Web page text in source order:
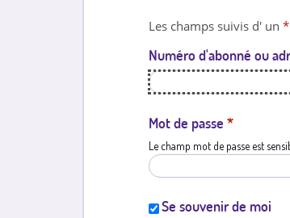
Les champs suivis d' un *
Numéro d'abonné ou
Mot de passe *
Le champ mot de passe est
Se souvenir de moi